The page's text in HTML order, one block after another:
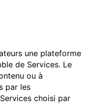
une plateforme
de Services. Le
ou à
par les
choisi par